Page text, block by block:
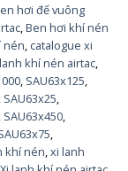
hơi đế vuông
,Ben hơi khí nén
nén, catalogue xi
khí nén airtac,
, SAU63x125,
, SAU63x25,
, SAU63x450,
,
khí nén,xi lanh